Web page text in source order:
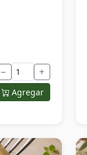
− +
Agregar